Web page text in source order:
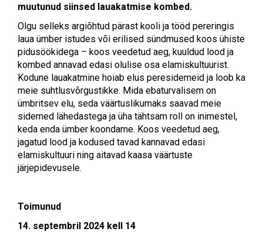
muutunud siinsed lauakatmise kombed.
Olgu selleks argiõhtud pärast kooli ja tööd pereringis
laua ümber istudes või erilised sündmused koos ühiste
pidusöökidega – koos veedetud aeg, kuuldud lood ja
kombed annavad edasi olulise osa elamiskultuurist.
Kodune lauakatmine hoiab elus peresidemeid ja loob ka
meie suhtlusvõrgustikke. Mida ebaturvalisem on
ümbritsev elu, seda väärtuslikumaks saavad meie
sidemed lähedastega ja üha tähtsam roll on inimestel,
keda enda ümber koondame. Koos veedetud aeg,
jagatud lood ja kodused tavad kannavad edasi
elamiskultuuri ning aitavad kaasa väärtuste
järjepidevusele.
Toimunud
14. septembril 2024 kell 14